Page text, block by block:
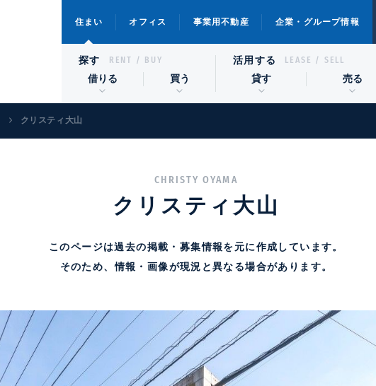
住まい オフィス 事業用不動産 企業・グループ情報
探す RENT / BUY
借りる 買う
活用する LEASE / SELL
貸す 売る
クリスティ大山
CHRISTY OYAMA
クリスティ大山
このページは過去の掲載・募集情報を元に作成しています。
そのため、情報・画像が現況と異なる場合があります。